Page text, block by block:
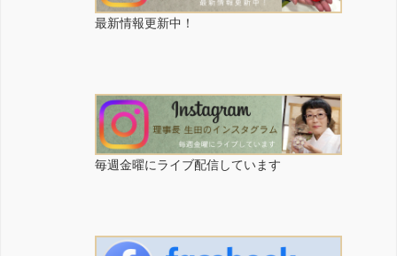
最新情報更新中！
毎週金曜にライブ配信しています